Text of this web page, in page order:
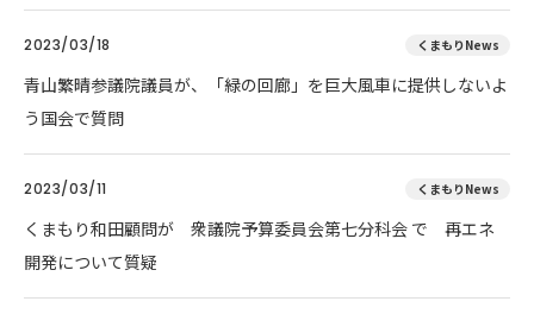
2023/03/18 くまもりNews
青山繁晴参議院議員が、「緑の回廊」を巨大風車に提供しないよ
う国会で質問
2023/03/11 くまもりNews
くまもり和田顧問が 衆議院予算委員会第七分科会 で 再エネ
開発について質疑